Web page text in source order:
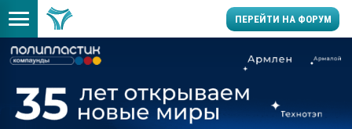
ПЕРЕЙТИ НА ФОРУМ
производство SPC